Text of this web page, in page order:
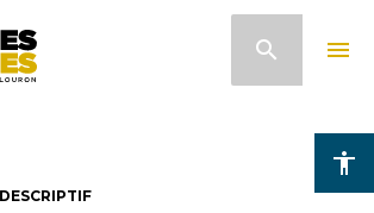
accessibility
search menu